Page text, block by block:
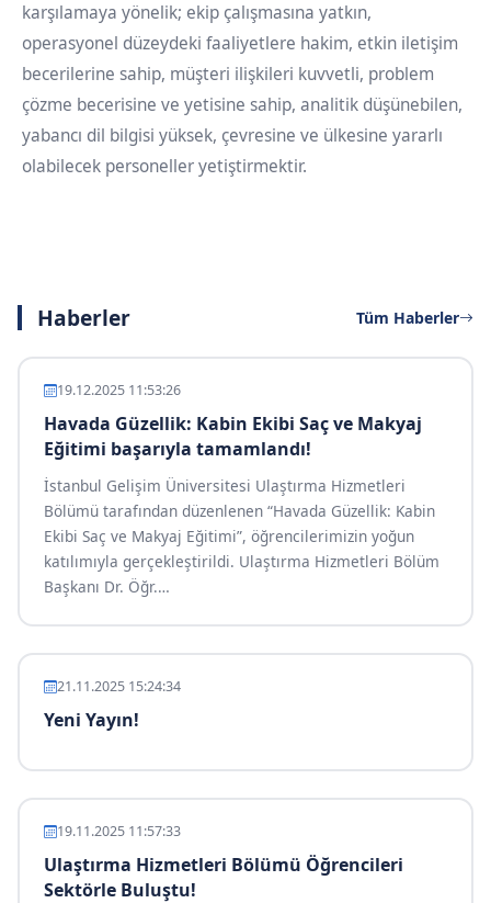
karşılamaya yönelik; ekip çalışmasına yatkın,
operasyonel düzeydeki faaliyetlere hakim, etkin iletişim
becerilerine sahip, müşteri ilişkileri kuvvetli, problem
çözme becerisine ve yetisine sahip, analitik düşünebilen,
yabancı dil bilgisi yüksek, çevresine ve ülkesine yararlı
olabilecek personeller yetiştirmektir.
Haberler Tüm Haberler
19.12.2025 11:53:26
Havada Güzellik: Kabin Ekibi Saç ve Makyaj
Eğitimi başarıyla tamamlandı!
İstanbul Gelişim Üniversitesi Ulaştırma Hizmetleri
Bölümü tarafından düzenlenen “Havada Güzellik: Kabin
Ekibi Saç ve Makyaj Eğitimi”, öğrencilerimizin yoğun
katılımıyla gerçekleştirildi. Ulaştırma Hizmetleri Bölüm
Başkanı Dr. Öğr.…
21.11.2025 15:24:34
Yeni Yayın!
19.11.2025 11:57:33
Ulaştırma Hizmetleri Bölümü Öğrencileri
Sektörle Buluştu!